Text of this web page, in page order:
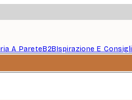
A PareteB2BIspirazione E Consigli